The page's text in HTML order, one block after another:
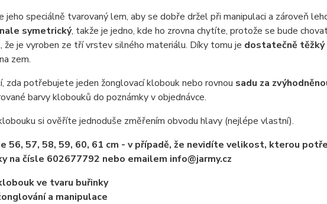
jeho speciálně tvarovaný lem, aby se dobře držel při manipulaci a zároveň
symetrický, takže je jedno, kde ho zrovna chytíte, protože se bude
je vyroben ze tří vrstev silného materiálu. Díky tomu je dostatečně těžký
zem.
zda potřebujete jeden žonglovací klobouk nebo rovnou sadu za
barvy klobouků do poznámky v objednávce.
si ověříte jednoduše změřením obvodu hlavy (nejlépe vlastní).
56, 57, 58, 59, 60, 61 cm - v případě, že nevidíte velikost, kterou
na čísle 602677792 nebo emailem info@jarmy.cz
ve tvaru buřinky
a manipulace